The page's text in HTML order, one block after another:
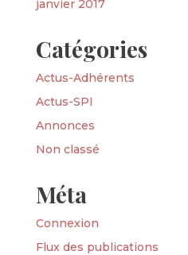
janvier 2017
Catégories
Actus-Adhérents
Actus-SPI
Annonces
Non classé
Méta
Connexion
Flux des publications